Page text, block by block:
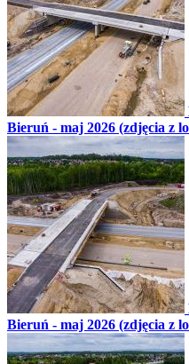
Bieruń - maj 2026 (zdjęcia z
Bieruń - maj 2026 (zdjęcia z